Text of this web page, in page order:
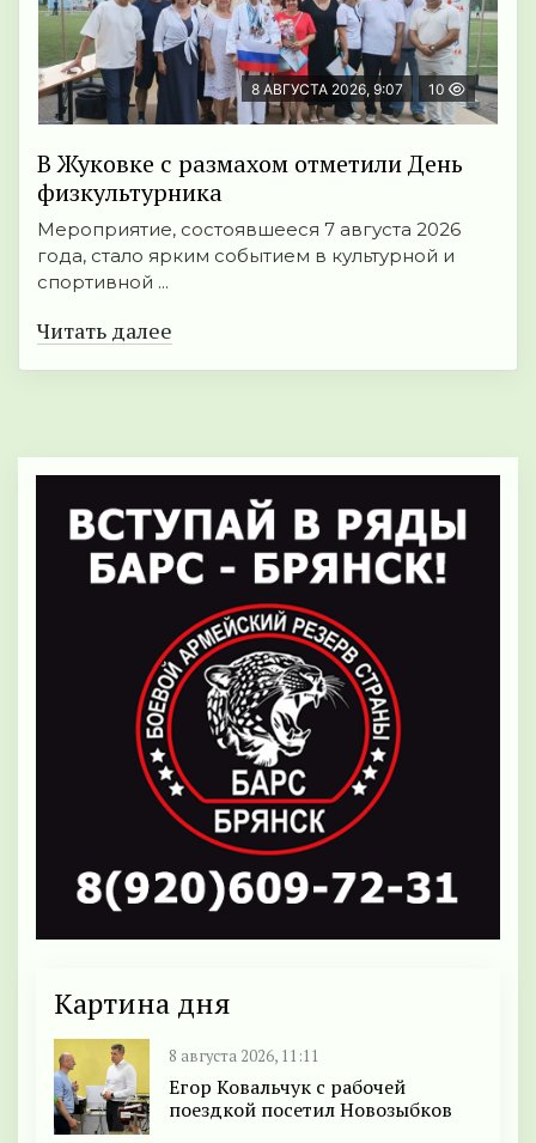
8 АВГУСТА 2026, 9:07 10
В Жуковке с размахом отметили День
физкультурника
Мероприятие, состоявшееся 7 августа 2026
года, стало ярким событием в культурной и
спортивной ...
Читать далее
Картина дня
8 августа 2026, 11:11
Егор Ковальчук с рабочей
поездкой посетил Новозыбков